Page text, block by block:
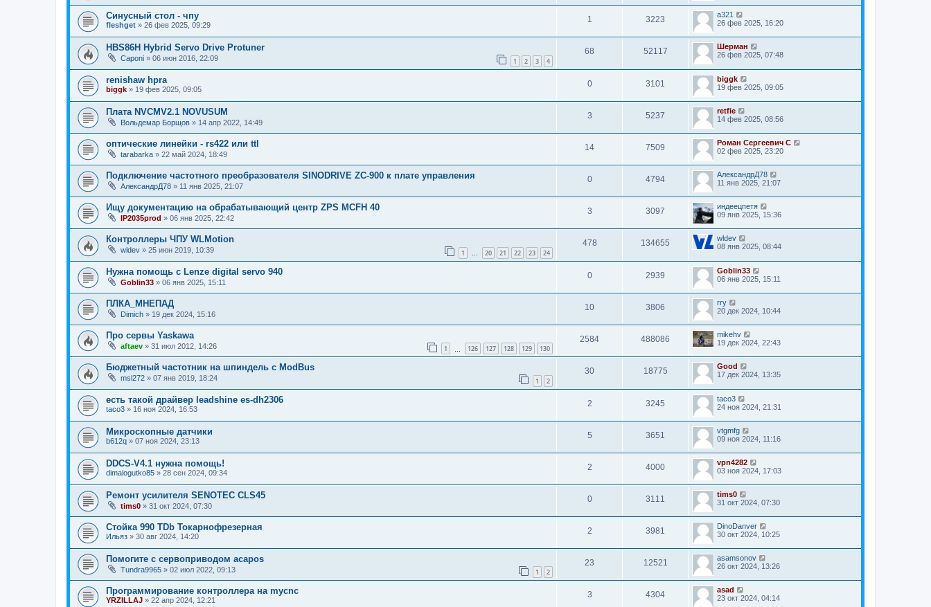
Синусный стол - чпу
fleshget » 26 фев 2025, 09:29
1 3223
a321
26 фев 2025, 16:20
HBS86H Hybrid Servo Drive Protuner
Caponi » 06 июн 2016, 22:09 1 2 3 4
68 52117
Шерман
26 фев 2025, 07:48
renishaw hpra
biggk » 19 фев 2025, 09:05
0 3101
biggk
19 фев 2025, 09:05
Плата NVCMV2.1 NOVUSUM
Вольдемар Борщов » 14 апр 2022, 14:49
3 5237
retfie
14 фев 2025, 08:56
оптические линейки - rs422 или ttl
tarabarka » 22 май 2024, 18:49
14 7509
Роман Сергеевич С
02 фев 2025, 23:20
Подключение частотного преобразователя SINODRIVE ZC-900 к плате управления
АлександрД78 » 11 янв 2025, 21:07
0 4794
АлександрД78
11 янв 2025, 21:07
Ищу документацию на обрабатывающий центр ZPS MCFH 40
IP2035prod » 06 янв 2025, 22:42
3 3097
индеецпетя
09 янв 2025, 15:36
Контроллеры ЧПУ WLMotion
wldev » 25 июн 2019, 10:39 1 20 21 22 23 24
478 134655
wldev
08 янв 2025, 08:44
Нужна помощь с Lenze digital servo 940
Goblin33 » 06 янв 2025, 15:11
0 2939
Goblin33
06 янв 2025, 15:11
ПЛКА_МНЕПАД
Dimich » 19 дек 2024, 15:16
10 3806
rry
20 дек 2024, 10:44
Про сервы Yaskawa
aftaev » 31 июл 2012, 14:26 1 126 127 128 129 130
2584 488086
mikehv
19 дек 2024, 22:43
Бюджетный частотник на шпиндель с ModBus
msl272 » 07 янв 2019, 18:24 1 2
30 18775
Good
17 дек 2024, 13:35
есть такой драйвер leadshine es-dh2306
taco3 » 16 ноя 2024, 16:53
2 3245
taco3
24 ноя 2024, 21:31
Микроскопные датчики
b612q » 07 ноя 2024, 23:13
5 3651
vtgmfg
09 ноя 2024, 11:16
DDCS-V4.1 нужна помощь!
dimаlogutko85 » 28 сен 2024, 09:34
2 4000
vpn4282
03 ноя 2024, 17:03
Ремонт усилителя SENOTEC CLS45
tims0 » 31 окт 2024, 07:30
0 3111
tims0
31 окт 2024, 07:30
Стойка 990 TDb Токарнофрезерная
Ильяз » 30 авг 2024, 14:20
2 3981
DinoDanver
30 окт 2024, 10:25
Помогите с сервоприводом acapos
Tundra9965 » 02 июл 2022, 09:13 1 2
23 12521
asamsonov
26 окт 2024, 13:26
Программирование контроллера на mycnc
YRZILLAJ » 22 апр 2024, 12:21
3 4304
asad
23 окт 2024, 04:14